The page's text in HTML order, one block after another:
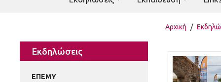
Αρχική /
Εκδηλώσεις
ΕΠΕΜΥ